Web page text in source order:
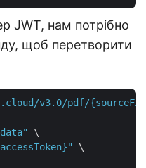
JWT, нам потрібно
щоб перетворити
v3.0/pdf/
\
\